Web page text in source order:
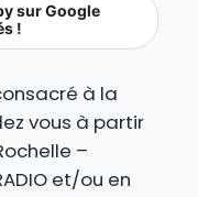
sur Google
!
à la
vous à partir
–
et/ou en